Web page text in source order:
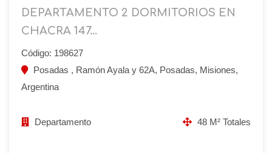
DEPARTAMENTO 2 DORMITORIOS EN
CHACRA 147...
Código: 198627
Posadas , Ramón Ayala y 62A, Posadas, Misiones,
Argentina
Departamento 48 M² Totales